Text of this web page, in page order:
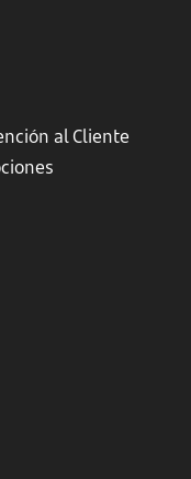
al Cliente